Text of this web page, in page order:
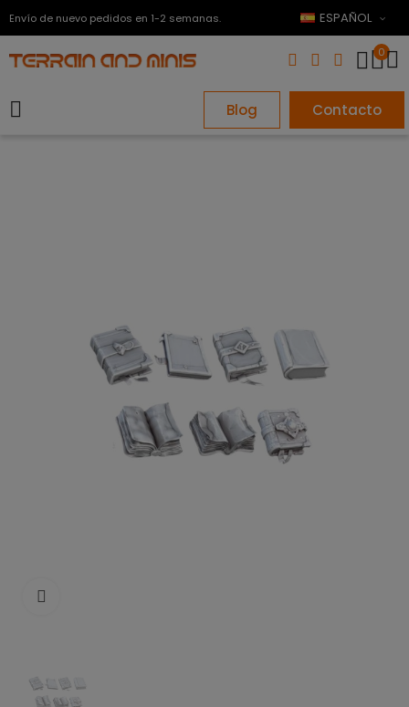
Envío de nuevo pedidos en 1-2 semanas. ESPAÑOL
0
Blog Contacto